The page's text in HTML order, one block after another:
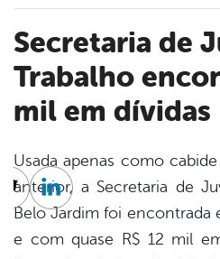
Secretaria de Juventude e
Trabalho
mil em dívidas
Usada apenas como
anterior, a Secretaria de
Belo Jardim foi encontrada
e com quase R$ 12 mil
Twitter
Linkedin